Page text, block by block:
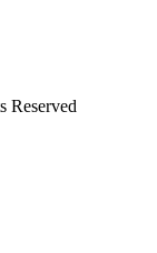
Reserved